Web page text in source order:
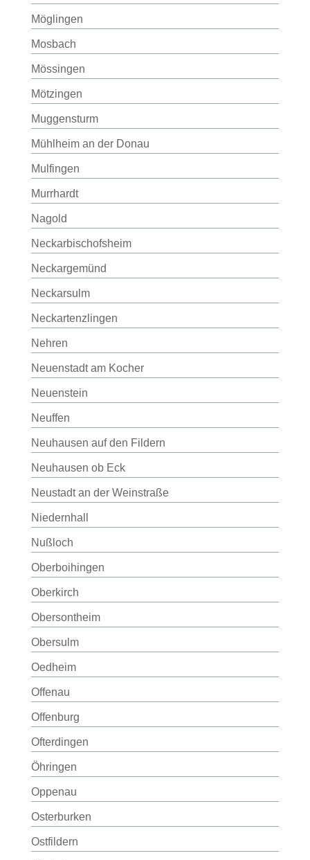
Möglingen
Mosbach
Mössingen
Mötzingen
Muggensturm
Mühlheim an der Donau
Mulfingen
Murrhardt
Nagold
Neckarbischofsheim
Neckargemünd
Neckarsulm
Neckartenzlingen
Nehren
Neuenstadt am Kocher
Neuenstein
Neuffen
Neuhausen auf den Fildern
Neuhausen ob Eck
Neustadt an der Weinstraße
Niedernhall
Nußloch
Oberboihingen
Oberkirch
Obersontheim
Obersulm
Oedheim
Offenau
Offenburg
Ofterdingen
Öhringen
Oppenau
Osterburken
Ostfildern